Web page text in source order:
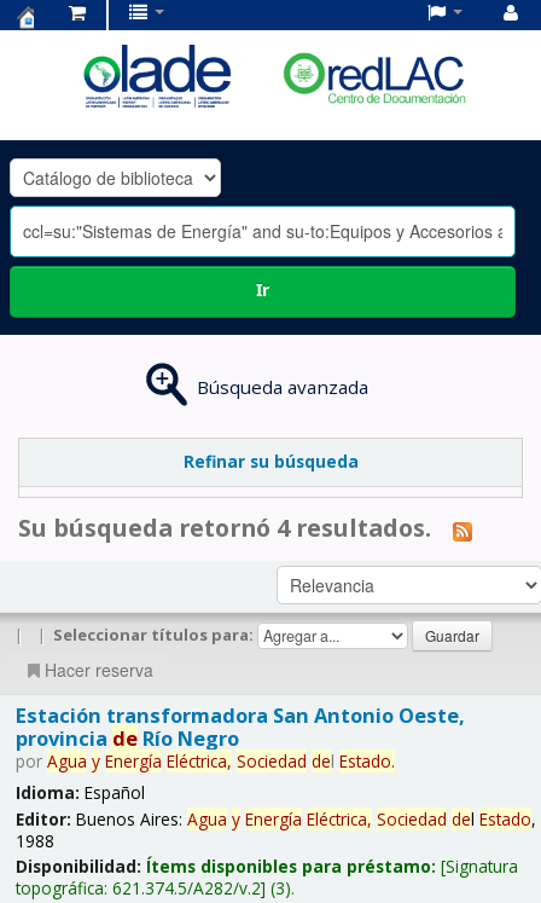
OLADE
-
Ir
Búsqueda avanzada
Refinar su búsqueda
Su búsqueda retornó 4 resultados.
| | Seleccionar títulos para:
Hacer reserva
Estación transformadora San Antonio Oeste,
provincia deRío Negro
por Agua y Energía Eléctrica, Sociedad del Estado.
Idioma: Español
Editor: Buenos Aires: Agua y Energía Eléctrica, Sociedad del Estado,
1988
Disponibilidad: Ítems disponibles para préstamo: Signatura
topográfica: 621.374.5/A282/v.2 (3).